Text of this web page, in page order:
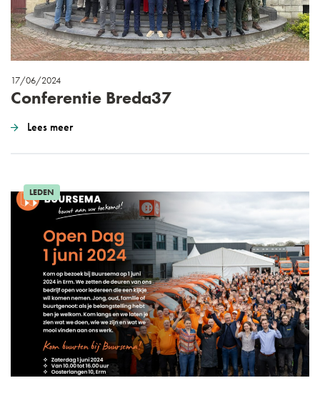
17/06/2024
Conferentie Breda37
Lees meer
LEDEN